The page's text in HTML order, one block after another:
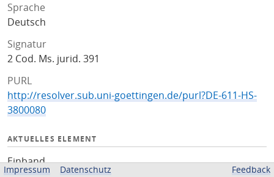
Sprache
Deutsch
Signatur
2 Cod. Ms. jurid. 391
PURL
http://resolver.sub.uni-goettingen.de/purl?DE-611-HS-
3800080
AKTUELLES ELEMENT
Einband
Impressum Datenschutz Feedback